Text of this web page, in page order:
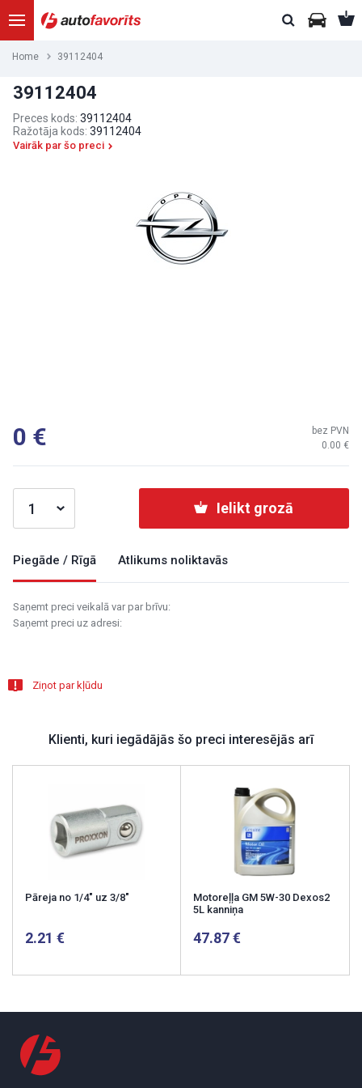
Home 39112404
39112404
Preces kods: 39112404
Ražotāja kods: 39112404
Vairāk par šo preci
0 0.00
bez PVN
Ielikt grozā
Piegāde / Rīgā Atlikums noliktavās
Saņemt preci veikalā var par brīvu:
Saņemt preci uz adresi:
Ziņot par kļūdu
Klienti, kuri iegādājās šo preci interesējās arī
Pāreja no 1/4" uz 3/8"
2.21
Motoreļļa GM 5W-30 Dexos2
5L kanniņa
47.87